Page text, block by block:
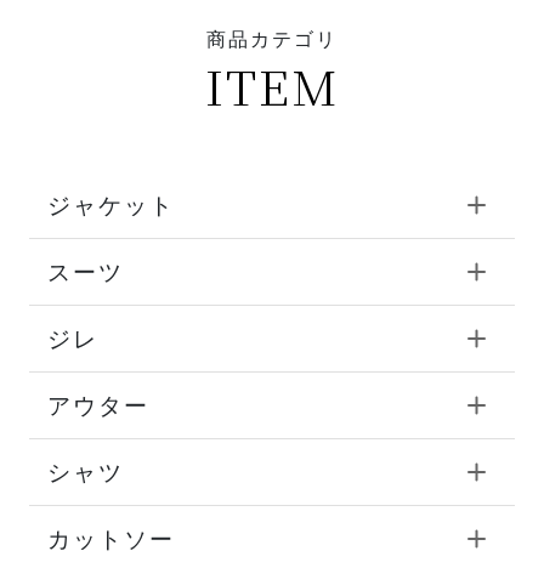
商品カテゴリ
ITEM
ジャケット
スーツ
ジレ
アウター
シャツ
カットソー